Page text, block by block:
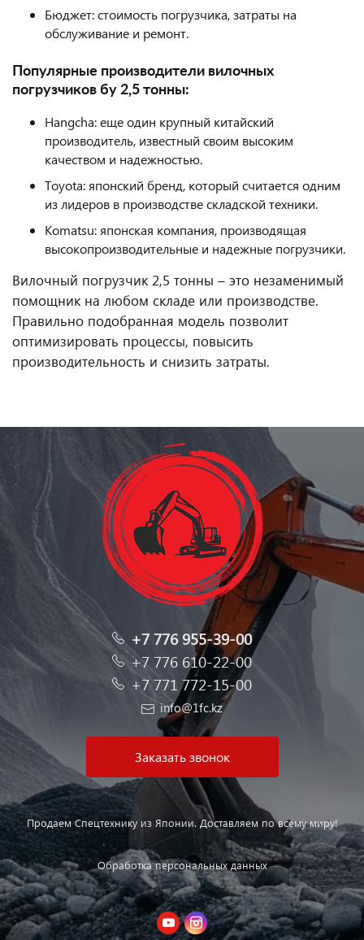
Бюджет: стоимость погрузчика, затраты на
обслуживание и ремонт.
Популярные производители вилочных
погрузчиков бу 2,5 тонны:
Hangcha: еще один крупный китайский
производитель, известный своим высоким
качеством и надежностью.
Toyota: японский бренд, который считается одним
из лидеров в производстве складской техники.
Komatsu: японская компания, производящая
высокопроизводительные и надежные погрузчики.
Вилочный погрузчик 2,5 тонны – это незаменимый
помощник на любом складе или производстве.
Правильно подобранная модель позволит
оптимизировать процессы, повысить
производительность и снизить затраты.
+7 776 955-39-00
+7 776 610-22-00
+7 771 772-15-00
info@1fc.kz
Заказать звонок
Продаем Спецтехнику из Японии. Доставляем по всему миру!
Обработка персональных данных